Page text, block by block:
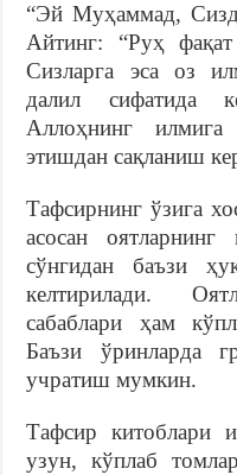
“Эй Муҳаммад,
Айтинг: “Руҳ
Сизларга эса оз
далил сифатида
Аллоҳнинг
этишдан сақланиш
Тафсирнинг ўзига
асосан
сўнгидан баъзи
келтирилади.
сабаблари ҳам
Баъзи ўринларда
учратиш мумкин.
Тафсир китоблари
узун, кўплаб